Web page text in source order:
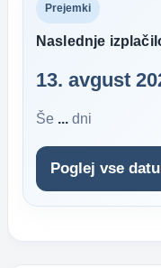
Prejemki
Naslednje
13. avgust
Še ... dni
Poglej vse